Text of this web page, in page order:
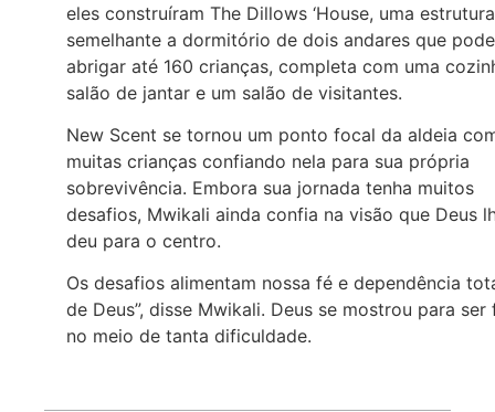
eles construíram The Dillows ‘House, uma estrutura
semelhante a dormitório de dois andares que pode
abrigar até 160 crianças, completa com uma
salão de jantar e um salão de visitantes.
New Scent se tornou um ponto focal da aldeia
muitas crianças confiando nela para sua própria
sobrevivência. Embora sua jornada tenha muitos
desafios, Mwikali ainda confia na visão que Deus
deu para o centro.
Os desafios alimentam nossa fé e dependência
de Deus”, disse Mwikali. Deus se mostrou para ser
no meio de tanta dificuldade.